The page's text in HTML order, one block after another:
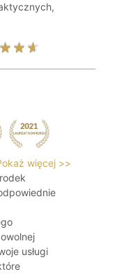
więcej >>
usługi